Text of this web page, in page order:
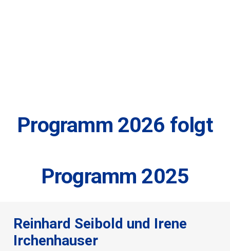
Programm 2026 folgt
Programm 2025
Reinhard Seibold und Irene
Irchenhauser